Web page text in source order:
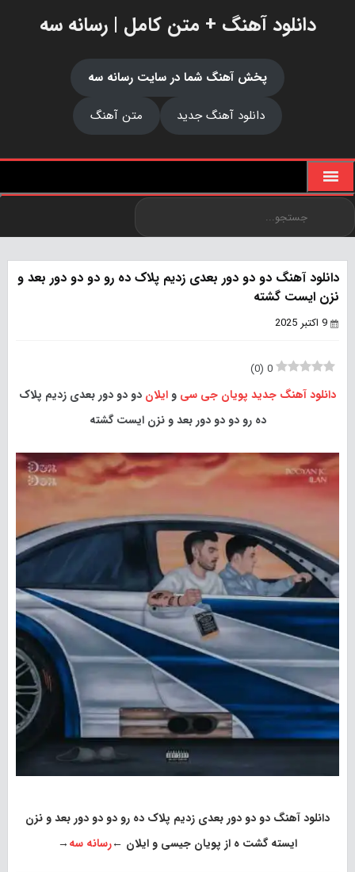
دانلود آهنگ + متن کامل | رسانه سه
پخش آهنگ شما در سایت رسانه سه
دانلود آهنگ جدید
متن آهنگ
دانلود آهنگ دو دو دور بعدی زدیم پلاک ده رو دو دو دور بعد و
نزن ایست گشته
9 اکتبر 2025
0
(
0
)
دانلود آهنگ جدید پویان جی سی و ایلان دو دو دور بعدی زدیم پلاک
ده رو دو دو دور بعد و نزن ایست گشته
دانلود آهنگ دو دو دور بعدی زدیم پلاک ده رو دو دو دور بعد و نزن
ایسته گشت ه از پویان جیسی و ایلان ←رسانه سه→